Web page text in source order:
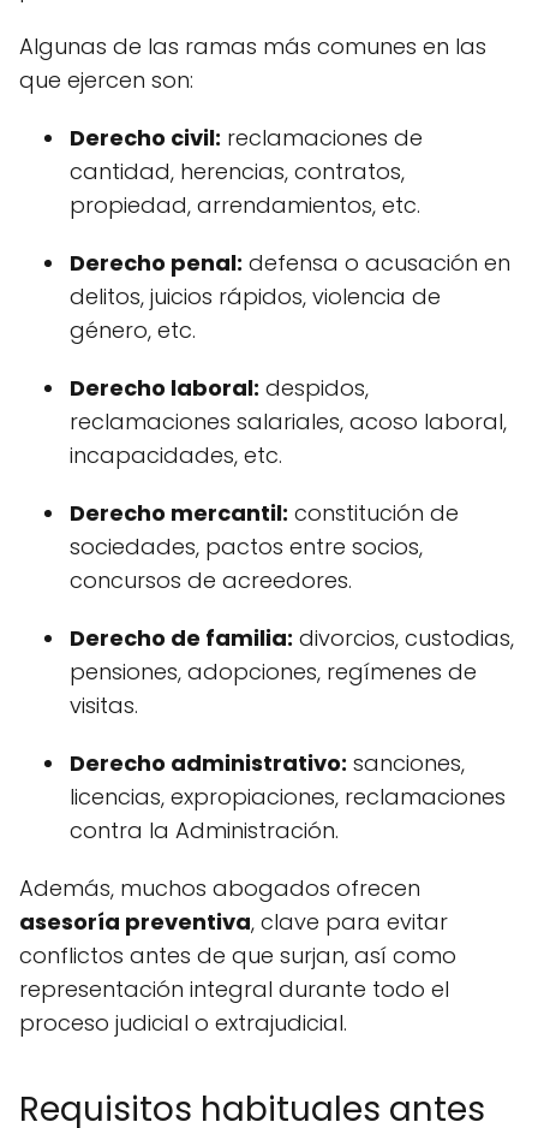
Algunas de las ramas más comunes en las
que ejercen son:
Derecho civil: reclamaciones de
cantidad, herencias, contratos,
propiedad, arrendamientos, etc.
Derecho penal: defensa o acusación en
delitos, juicios rápidos, violencia de
género, etc.
Derecho laboral: despidos,
reclamaciones salariales, acoso laboral,
incapacidades, etc.
Derecho mercantil: constitución de
sociedades, pactos entre socios,
concursos de acreedores.
Derecho de familia: divorcios, custodias,
pensiones, adopciones, regímenes de
visitas.
Derecho administrativo: sanciones,
licencias, expropiaciones, reclamaciones
contra la Administración.
Además, muchos abogados ofrecen
asesoría preventiva, clave para evitar
conflictos antes de que surjan, así como
representación integral durante todo el
proceso judicial o extrajudicial.
Requisitos habituales antes